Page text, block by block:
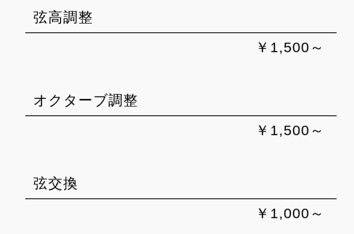
弦高調整
￥1,500～
オクターブ調整
￥1,500～
弦交換
￥1,000～